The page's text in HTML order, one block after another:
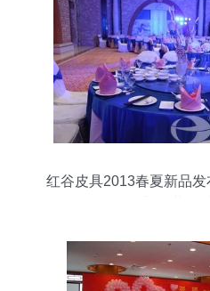
红谷皮具2013春夏新品